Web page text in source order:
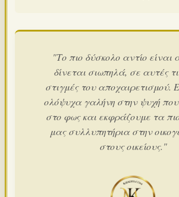
"Το πιο δύσκολο αντίο είναι
δίνεται σιωπηλά, σε αυτές
στιγμές του αποχαιρετισμού.
ολόψυχα γαλήνη στην ψυχή που
στο φως και εκφράζουμε τα πιο
μας συλλυπητήρια στην
στους οικείους."